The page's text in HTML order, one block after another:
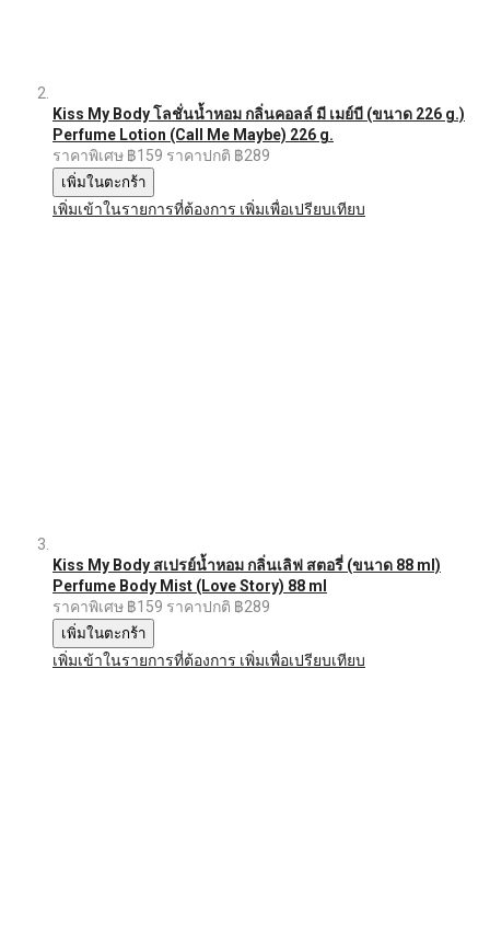
Kiss My Body โลชั่นน้ำหอม กลิ่นคอลล์ มี เมย์บี (ขนาด 226 g.)
Perfume Lotion (Call Me Maybe) 226 g.
ราคาพิเศษ ฿159 ราคาปกติ ฿289
เพิ่มในตะกร้า
เพิ่มเข้าในรายการที่ต้องการ เพิ่มเพื่อเปรียบเทียบ
Kiss My Body สเปรย์น้ำหอม กลิ่นเลิฟ สตอรี่ (ขนาด 88 ml)
Perfume Body Mist (Love Story) 88 ml
ราคาพิเศษ ฿159 ราคาปกติ ฿289
เพิ่มในตะกร้า
เพิ่มเข้าในรายการที่ต้องการ เพิ่มเพื่อเปรียบเทียบ